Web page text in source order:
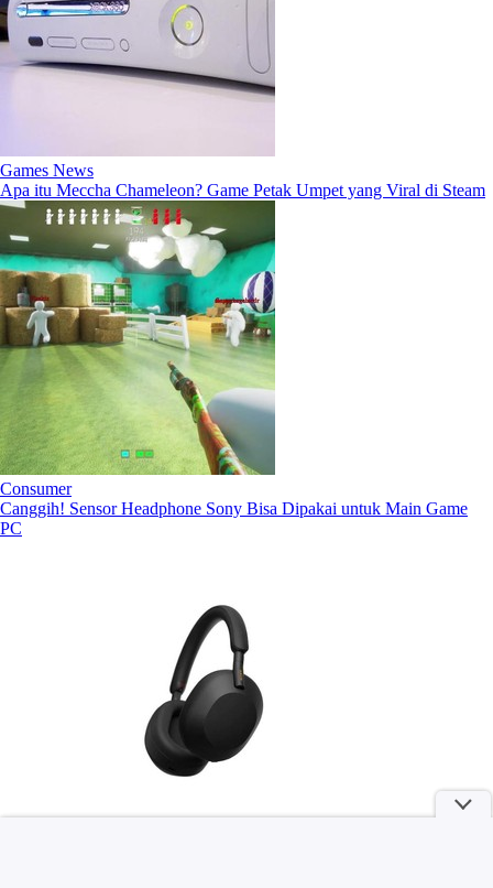
Games News
Apa itu Meccha Chameleon? Game Petak Umpet yang Viral di Steam
Consumer
Canggih! Sensor Headphone Sony Bisa Dipakai untuk Main Game
PC